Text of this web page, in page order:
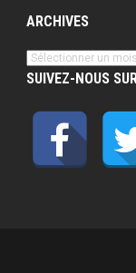
ARCHIVES
Archives
SUIVEZ-NOUS